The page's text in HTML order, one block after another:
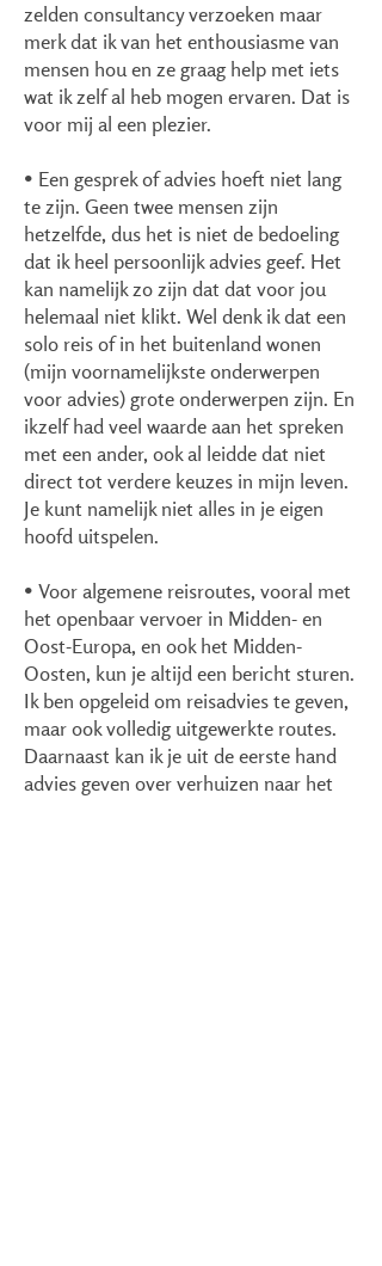
zelden consultancy verzoeken maar
merk dat ik van het enthousiasme van
mensen hou en ze graag help met iets
wat ik zelf al heb mogen ervaren. Dat is
voor mij al een plezier.
• Een gesprek of advies hoeft niet lang
te zijn. Geen twee mensen zijn
hetzelfde, dus het is niet de bedoeling
dat ik heel persoonlijk advies geef. Het
kan namelijk zo zijn dat dat voor jou
helemaal niet klikt. Wel denk ik dat een
solo reis of in het buitenland wonen
(mijn voornamelijkste onderwerpen
voor advies) grote onderwerpen zijn. En
ikzelf had veel waarde aan het spreken
met een ander, ook al leidde dat niet
direct tot verdere keuzes in mijn leven.
Je kunt namelijk niet alles in je eigen
hoofd uitspelen.
• Voor algemene reisroutes, vooral met
het openbaar vervoer in Midden- en
Oost-Europa, en ook het Midden-
Oosten, kun je altijd een bericht sturen.
Ik ben opgeleid om reisadvies te geven,
maar ook volledig uitgewerkte routes.
Daarnaast kan ik je uit de eerste hand
advies geven over verhuizen naar het